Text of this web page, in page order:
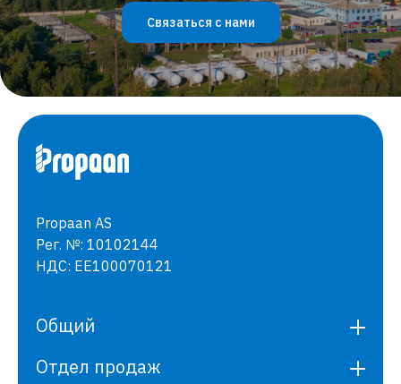
Связаться с нами
Propaan AS
Рег. №: 10102144
НДС: EE100070121
Общий
Отдел продаж